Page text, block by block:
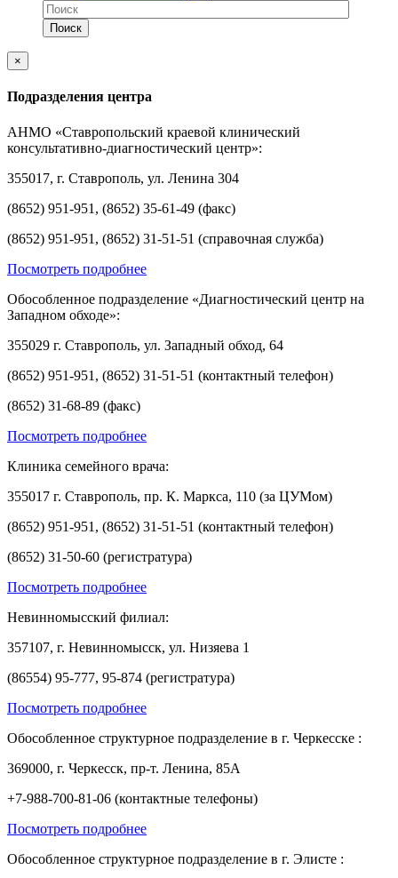
×
Подразделения центра
АНМО «Ставропольский краевой клинический
консультативно-диагностический центр»:
355017, г. Ставрополь, ул. Ленина 304
(8652) 951-951, (8652) 35-61-49 (факс)
(8652) 951-951, (8652) 31-51-51 (справочная служба)
Посмотреть подробнее
Обособленное подразделение «Диагностический центр на
Западном обходе»:
355029 г. Ставрополь, ул. Западный обход, 64
(8652) 951-951, (8652) 31-51-51 (контактный телефон)
(8652) 31-68-89 (факс)
Посмотреть подробнее
Клиника семейного врача:
355017 г. Ставрополь, пр. К. Маркса, 110 (за ЦУМом)
(8652) 951-951, (8652) 31-51-51 (контактный телефон)
(8652) 31-50-60 (регистратура)
Посмотреть подробнее
Невинномысский филиал:
357107, г. Невинномысск, ул. Низяева 1
(86554) 95-777, 95-874 (регистратура)
Посмотреть подробнее
Обособленное структурное подразделение в г. Черкесске :
369000, г. Черкесск, пр-т. Ленина, 85А
+7-988-700-81-06 (контактные телефоны)
Посмотреть подробнее
Обособленное структурное подразделение в г. Элисте :